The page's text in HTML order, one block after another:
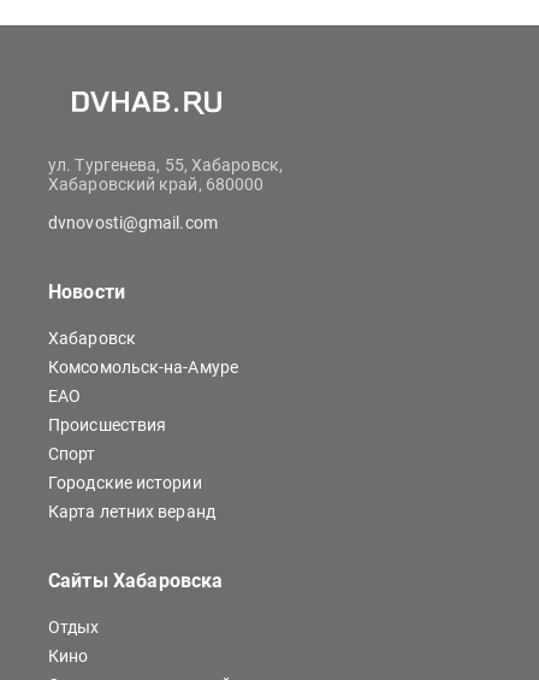
ул. Тургенева, 55, Хабаровск,
Хабаровский край, 680000
dvnovosti@gmail.com
Новости
Хабаровск
Комсомольск-на-Амуре
ЕАО
Происшествия
Спорт
Городские истории
Карта летних веранд
Сайты Хабаровска
Отдых
Кино